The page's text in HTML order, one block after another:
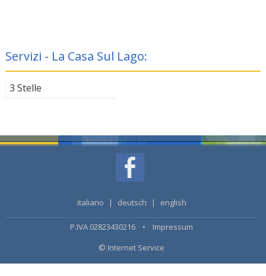
Servizi - La Casa Sul Lago:
3 Stelle
italiano | deutsch | english
P.IVA 02823430216 • Impressum
© Internet Service